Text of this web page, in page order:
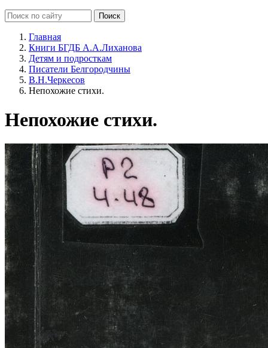
Главная
Книги БГДБ А.А.Лиханова
Детям и подросткам
Писатели Белгородчины
В.Н.Черкесов
Непохожие стихи.
Непохожие стихи.